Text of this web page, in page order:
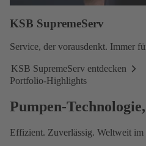
KSB SupremeServ
Service, der vorausdenkt. Immer
KSB SupremeServ entdecken
Portfolio-Highlights
Pumpen-
Effizient. Zuverlässig. Weltweit im